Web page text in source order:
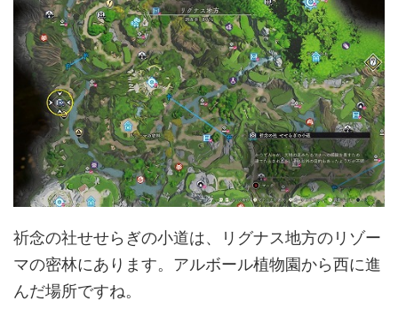
祈念の社せせらぎの小道は、リグナス地方のリゾー
マの密林にあります。アルボール植物園から西に進
んだ場所ですね。